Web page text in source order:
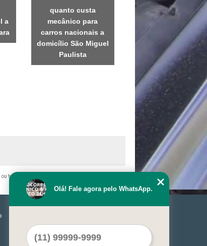
a
quanto custa
mecânico para
carros nacionais a
domicílio São Miguel
Paulista
total, mesmo citando nossos links, é proibida sem a
Olá! Fale agora pelo WhatsApp.